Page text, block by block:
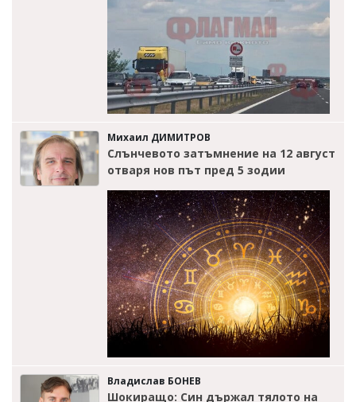
Михаил ДИМИТРОВ
Слънчевото затъмнение на 12 август
отваря нов път пред 5 зодии
Владислав БОНЕВ
Шокиращо: Син държал тялото на